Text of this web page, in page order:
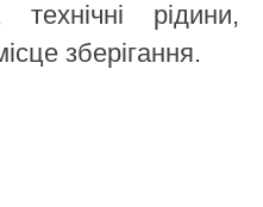
рідини,
зберігання.